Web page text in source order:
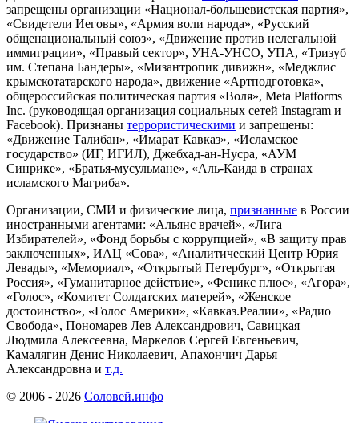
запрещены организации «Национал-большевистская партия»,
«Свидетели Иеговы», «Армия воли народа», «Русский
общенациональный союз», «Движение против нелегальной
иммиграции», «Правый сектор», УНА-УНСО, УПА, «Тризуб
им. Степана Бандеры», «Мизантропик дивижн», «Меджлис
крымскотатарского народа», движение «Артподготовка»,
общероссийская политическая партия «Воля», Meta Platforms
Inc. (руководящая организация социальных сетей Instagram и
Facebook). Признаны террористическими и запрещены:
«Движение Талибан», «Имарат Кавказ», «Исламское
государство» (ИГ, ИГИЛ), Джебхад-ан-Нусра, «АУМ
Синрике», «Братья-мусульмане», «Аль-Каида в странах
исламского Магриба».
Организации, СМИ и физические лица, признанные в России
иностранными агентами: «Альянс врачей», «Лига
Избирателей», «Фонд борьбы с коррупцией», «В защиту прав
заключенных», ИАЦ «Сова», «Аналитический Центр Юрия
Левады», «Мемориал», «Открытый Петербург», «Открытая
Россия», «Гуманитарное действие», «Феникс плюс», «Агора»,
«Голос», «Комитет Солдатских матерей», «Женское
достоинство», «Голос Америки», «Кавказ.Реалии», «Радио
Свобода», Пономарев Лев Александрович, Савицкая
Людмила Алексеевна, Маркелов Сергей Евгеньевич,
Камалягин Денис Николаевич, Апахончич Дарья
Александровна и т.д.
© 2006 - 2026 Соловей.инфо